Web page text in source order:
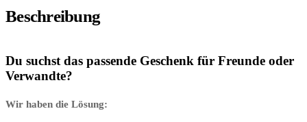
Beschreibung
Du suchst das passende Geschenk für Freunde oder
Verwandte?
Wir haben die Lösung: